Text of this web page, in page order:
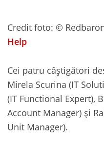
Credit foto: ©
Help
Cei patru câştigători
Mirela Scurina (IT
(IT Functional Expert),
Account Manager) şi
Unit Manager).